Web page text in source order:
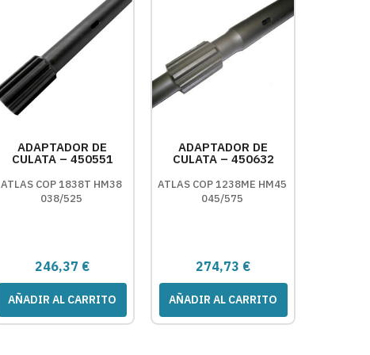
ADAPTADOR DE
CULATA – 450551
ATLAS COP 1838T HM38
038/525
246,37 €
AÑADIR AL CARRITO
ADAPTADOR DE
CULATA – 450632
ATLAS COP 1238ME HM45
045/575
274,73 €
AÑADIR AL CARRITO